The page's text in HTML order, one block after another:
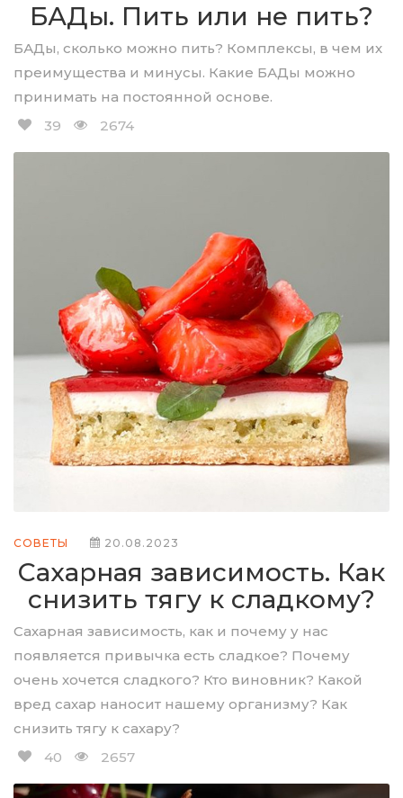
БАДы. Пить или не пить?
БАДы, сколько можно пить? Комплексы, в чем их
преимущества и минусы. Какие БАДы можно
принимать на постоянной основе.
39
2674
СОВЕТЫ 20.08.2023
Сахарная зависимость. Как
снизить тягу к сладкому?
Сахарная зависимость, как и почему у нас
появляется привычка есть сладкое? Почему
очень хочется сладкого? Кто виновник? Какой
вред сахар наносит нашему организму? Как
снизить тягу к сахару?
40
2657